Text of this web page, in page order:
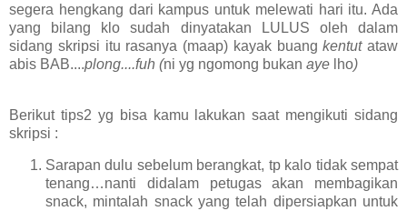
segera hengkang dari kampus untuk melewati hari itu. Ada
yang bilang klo sudah dinyatakan LULUS oleh dalam
sidang skripsi itu rasanya (maap) kayak buangkentut ataw
abis BAB....plong....fuh (ni yg ngomong bukan aye lho)
Berikut tips2 yg bisa kamu lakukan saat mengikuti sidang
skripsi :
Sarapan dulu sebelum berangkat, tp kalo tidak sempat
tenang…nanti didalam petugas akan membagikan
snack, mintalah snack yang telah dipersiapkan untuk